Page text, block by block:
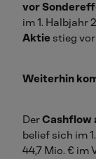
vor
im 1. Halbjahr
Aktie stieg
Weiterhin
DerCashflow
belief sich im
44,7 Mio. € im